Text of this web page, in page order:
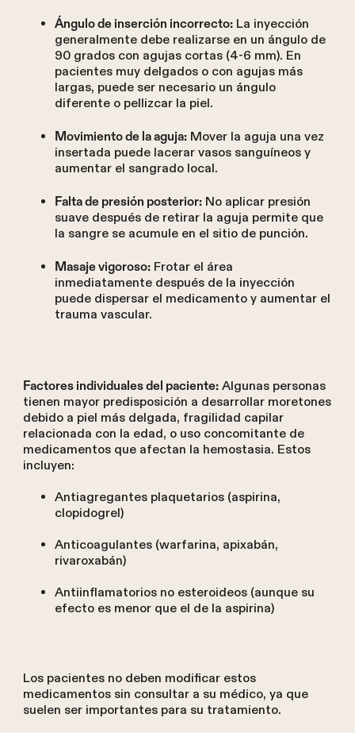
Ángulo de inserción incorrecto:La inyección
generalmente debe realizarse en un ángulo de
90 grados con agujas cortas (4-6 mm). En
pacientes muy delgados o con agujas más
largas, puede ser necesario un ángulo
diferente o pellizcar la piel.
Movimiento de la aguja:Mover la aguja una vez
insertada puede lacerar vasos sanguíneos y
aumentar el sangrado local.
Falta de presión posterior:No aplicar presión
suave después de retirar la aguja permite que
la sangre se acumule en el sitio de punción.
Masaje vigoroso:Frotar el área
inmediatamente después de la inyección
puede dispersar el medicamento y aumentar el
trauma vascular.
Factores individuales del paciente:Algunas personas
tienen mayor predisposición a desarrollar moretones
debido a piel más delgada, fragilidad capilar
relacionada con la edad, o uso concomitante de
medicamentos que afectan la hemostasia. Estos
incluyen:
Antiagregantes plaquetarios (aspirina,
clopidogrel)
Anticoagulantes (warfarina, apixabán,
rivaroxabán)
Antiinflamatorios no esteroideos (aunque su
efecto es menor que el de la aspirina)
Los pacientes no deben modificar estos
medicamentos sin consultar a su médico, ya que
suelen ser importantes para su tratamiento.